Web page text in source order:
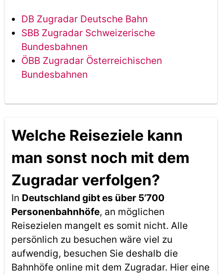
DB Zugradar Deutsche Bahn
SBB Zugradar Schweizerische
Bundesbahnen
ÖBB Zugradar Österreichischen
Bundesbahnen
Welche Reiseziele kann
man sonst noch mit dem
Zugradar verfolgen?
In Deutschland gibt es über 5’700
Personenbahnhöfe, an möglichen
Reisezielen mangelt es somit nicht. Alle
persönlich zu besuchen wäre viel zu
aufwendig, besuchen Sie deshalb die
Bahnhöfe online mit dem Zugradar. Hier eine